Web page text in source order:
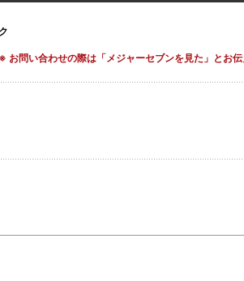
※ お問い合わせの際は「メジャーセブンを見た」とお伝